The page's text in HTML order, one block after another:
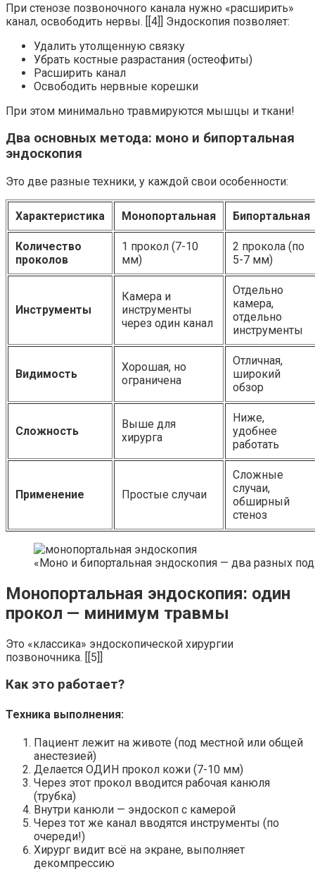
При стенозе позвоночного канала нужно «расширить»
канал, освободить нервы. [[4]] Эндоскопия позволяет:
Удалить утолщенную связку
Убрать костные разрастания (остеофиты)
Расширить канал
Освободить нервные корешки
При этом минимально травмируются мышцы и ткани!
Два основных метода: моно и бипортальная
эндоскопия
Это две разные техники, у каждой свои особенности:
Характеристика Монопортальная Бипортальная
Количество
проколов
1 прокол (7-10
мм)
2 прокола (по
5-7 мм)
Инструменты
Камера и
инструменты
через один канал
Отдельно
камера,
отдельно
инструменты
Видимость
Хорошая, но
ограничена
Отличная,
широкий
обзор
Сложность
Выше для
хирурга
Ниже,
удобнее
работать
Применение Простые случаи
Сложные
случаи,
обширный
стеноз
«Моно и бипортальная эндоскопия — два разных
Монопортальная эндоскопия: один
прокол — минимум травмы
Это «классика» эндоскопической хирургии
позвоночника. [[5]]
Как это работает?
Техника выполнения:
Пациент лежит на животе (под местной или общей
анестезией)
Делается ОДИН прокол кожи (7-10 мм)
Через этот прокол вводится рабочая канюля
(трубка)
Внутри канюли — эндоскоп с камерой
Через тот же канал вводятся инструменты (по
очереди!)
Хирург видит всё на экране, выполняет
декомпрессию